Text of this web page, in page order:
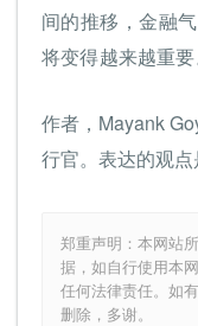
间的推移，金融
将变得越来越重要
作者，Mayank
行官。表达的观
郑重声明：本网站
据，如自行使用本
任何法律责任。如
删除，多谢。